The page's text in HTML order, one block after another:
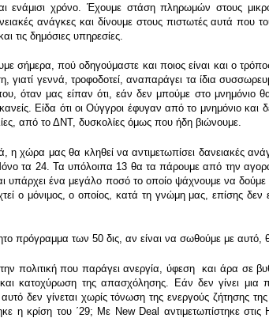
χρόνο. Έχουμε στάση πληρωμών στους
ανάγκες και δίνουμε στους πιστωτές αυτά που
τις δημόσιες υπηρεσίες.
σήμερα, πού οδηγούμαστε και ποιος είναι και ο
γιατί γεννά, τροφοδοτεί, αναπαράγει τα ίδια
όταν μας είπαν ότι, εάν δεν μπούμε στο μνημόνιο
Είδα ότι οι Ούγγροι έφυγαν από το μνημόνιο και
από το ΔΝΤ, δυσκολίες όμως που ήδη βιώνουμε.
χώρα μας θα κληθεί να αντιμετωπίσει δανειακές
τα 24. Τα υπόλοιπα 13 θα τα πάρουμε από την
υπάρχει ένα μεγάλο ποσό το οποίο ψάχνουμε να
ο μόνιμος, ο οποίος, κατά τη γνώμη μας, επίσης δεν
πρόγραμμα των 50 δις, αν είναι να σωθούμε με
που παράγει ανεργία, ύφεση και άρα σε
κατοχύρωση της απασχόλησης. Εάν δεν γίνει μια
γίνεται χωρίς τόνωση της ενεργούς ζήτησης της
η κρίση του ΄29; Με New Deal αντιμετωπίστηκε